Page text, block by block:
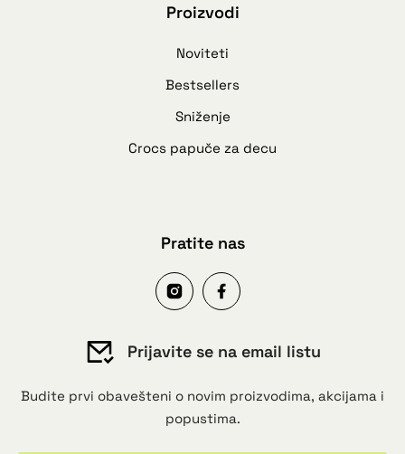
Proizvodi
Noviteti
Bestsellers
Sniženje
Crocs papuče za decu
Pratite nas
Prijavite se na email listu
Budite prvi obavešteni o novim proizvodima, akcijama i
popustima.